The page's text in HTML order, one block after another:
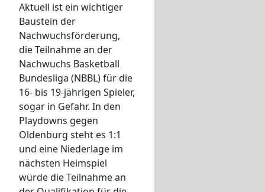
Aktuell ist ein wichtiger
Baustein der
Nachwuchsförderung,
die Teilnahme an der
Nachwuchs Basketball
Bundesliga (NBBL) für die
16- bis 19-jährigen Spieler,
sogar in Gefahr. In den
Playdowns gegen
Oldenburg steht es 1:1
und eine Niederlage im
nächsten Heimspiel
würde die Teilnahme an